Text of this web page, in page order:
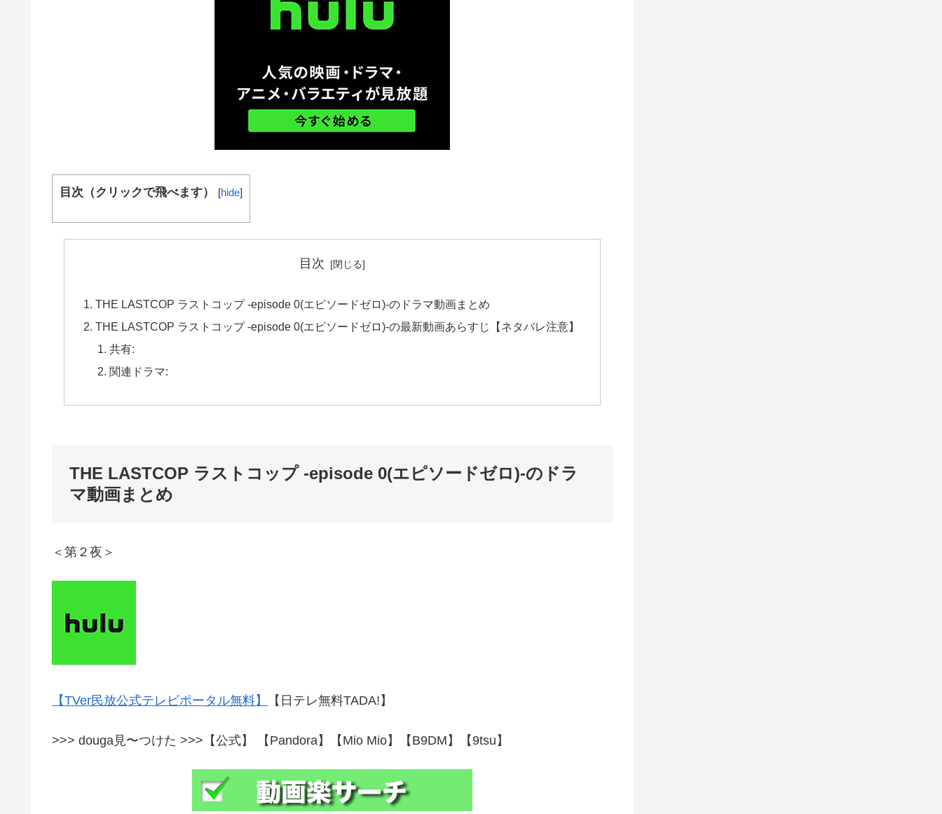
目次（クリックで飛べます） [hide]
目次
THE LASTCOP ラストコップ -episode 0(エピソードゼロ)-のドラマ動画まとめ
THE LASTCOP ラストコップ -episode 0(エピソードゼロ)-の最新動画あらすじ【ネタバレ注意】
共有:
関連ドラマ:
THE LASTCOP ラストコップ -episode 0(エピソードゼロ)-のドラ
マ動画まとめ
＜第２夜＞
【TVer民放公式テレビポータル無料】 【日テレ無料TADA!】
>>> douga見〜つけた >>>【公式】 【Pandora】【Mio Mio】【B9DM】【9tsu】